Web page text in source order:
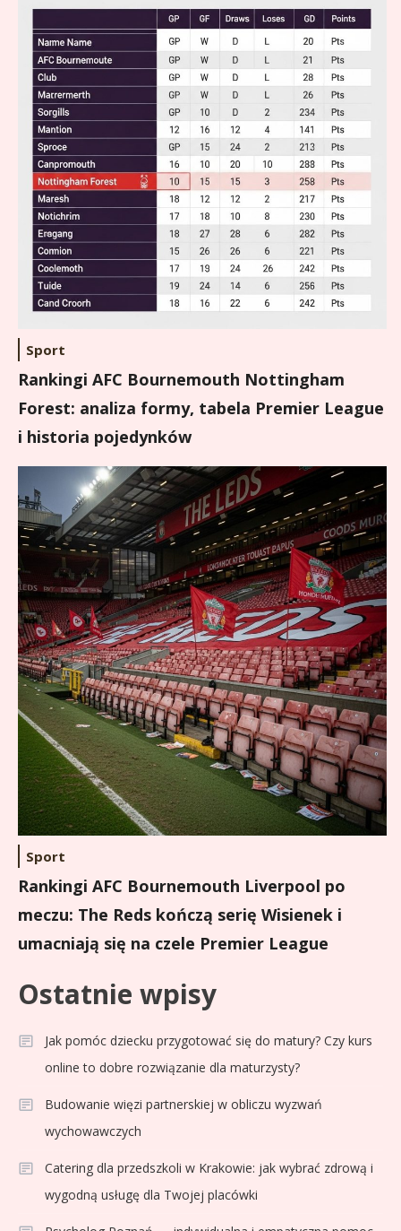
Sport
Rankingi AFC Bournemouth Nottingham
Forest: analiza formy, tabela Premier League
i historia pojedynków
Sport
Rankingi AFC Bournemouth Liverpool po
meczu: The Reds kończą serię Wisienek i
umacniają się na czele Premier League
Ostatnie wpisy
Jak pomóc dziecku przygotować się do matury? Czy kurs
online to dobre rozwiązanie dla maturzysty?
Budowanie więzi partnerskiej w obliczu wyzwań
wychowawczych
Catering dla przedszkoli w Krakowie: jak wybrać zdrową i
wygodną usługę dla Twojej placówki